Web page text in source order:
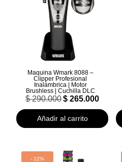
Maquina Wmark 8088 –
Clipper Profesional
Inalámbrica | Motor
Brushless | Cuchilla DLC
$290.000 El
precio
original
era:
$ 265.000
actual
$ 265.000.
Añadir al carrito
- 12%